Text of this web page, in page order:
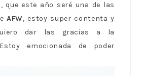
, que este año seré una de las
AFW, estoy super contenta y
dar las gracias a la
emocionada de poder